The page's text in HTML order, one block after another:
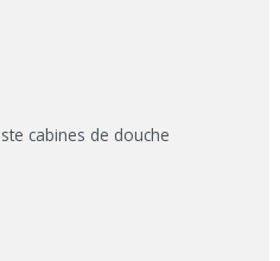
cabines de douche